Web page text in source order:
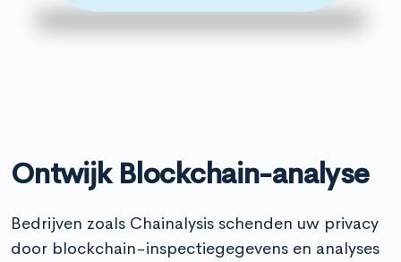
Ontwijk Blockchain-analyse
Bedrijven zoals Chainalysis schenden uw privacy
door blockchain-inspectiegegevens en analyses